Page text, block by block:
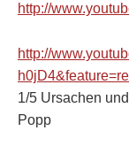
http://
http://
1/5 Ursachen
Popp